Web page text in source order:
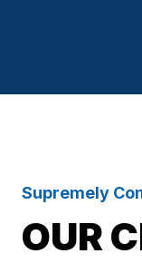
Supremely
OUR